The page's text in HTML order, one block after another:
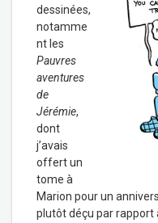
dessinées,
notamme
nt les
Pauvres
aventures
de
Jérémie,
dont
j’avais
offert un
tome à
Marion pour un
plutôt déçu par rapport